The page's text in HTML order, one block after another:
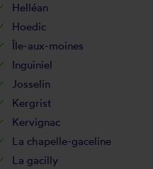
Helléan
Hoedic
Île-aux-moines
Inguiniel
Josselin
Kergrist
Kervignac
La chapelle-gaceline
La gacilly